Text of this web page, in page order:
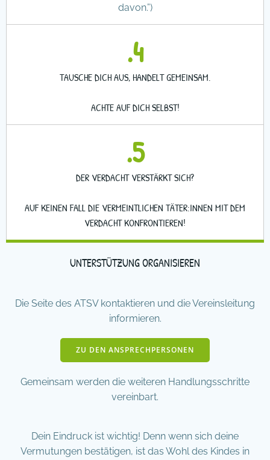
davon.”)
.4
TAUSCHE DICH AUS, HANDELT GEMEINSAM.
ACHTE AUF DICH SELBST!
.5
DER VERDACHT VERSTÄRKT SICH?
AUF KEINEN FALL DIE VERMEINTLICHEN TÄTER:INNEN MIT DEM
VERDACHT KONFRONTIEREN!
UNTERSTÜTZUNG ORGANISIEREN
Die Seite des ATSV kontaktieren und die Vereinsleitung
informieren.
ZU DEN ANSPRECHPERSONEN
Gemeinsam werden die weiteren Handlungsschritte
vereinbart.
Dein Eindruck ist wichtig! Denn wenn sich deine
Vermutungen bestätigen, ist das Wohl des Kindes in